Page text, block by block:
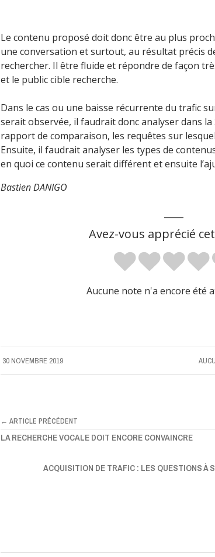
Le contenu proposé doit donc être au plus
une conversation et surtout, au résultat précis
rechercher. Il être fluide et répondre de façon
et le public cible recherche.
Dans le cas ou une baisse récurrente du trafic
serait observée, il faudrait donc analyser dans la
rapport de comparaison, les requêtes sur
Ensuite, il faudrait analyser les types de
en quoi ce contenu serait différent et ensuite
Bastien DANIGO
Avez-vous apprécié
Aucune note n'a encore été
30 NOVEMBRE 2019
← ARTICLE PRÉCÉDENT
LA RECHERCHE VOCALE DOIT ENCORE CONVAINCRE
ACQUISITION DE TRAFIC : LES QUESTIONS À